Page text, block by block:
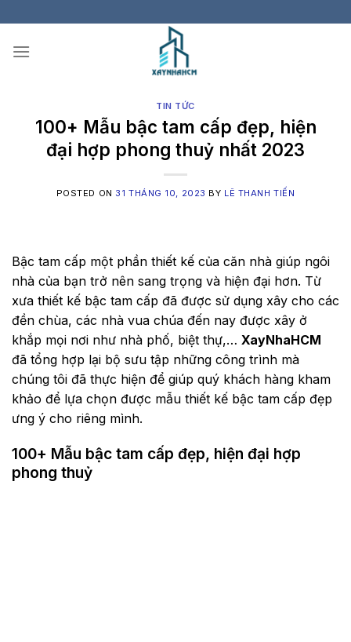
content
TIN TỨC
100+ Mẫu bậc tam cấp đẹp, hiện
đại hợp phong thuỷ nhất 2023
POSTED ON 31 THÁNG 10, 2023 BY LÊ THANH TIẾN
Bậc tam cấp một phần thiết kế của căn nhà giúp ngôi
nhà của bạn trở nên sang trọng và hiện đại hơn. Từ
xưa thiết kế bậc tam cấp đã được sử dụng xây cho các
đền chùa, các nhà vua chúa đến nay được xây ở
khắp mọi nơi như nhà phố, biệt thự,… XayNhaHCM
đã tổng hợp lại bộ sưu tập những công trình mà
chúng tôi đã thực hiện để giúp quý khách hàng kham
khảo để lựa chọn được mẫu thiết kế bậc tam cấp đẹp
ưng ý cho riêng mình.
100+ Mẫu bậc tam cấp đẹp, hiện đại hợp
phong thuỷ